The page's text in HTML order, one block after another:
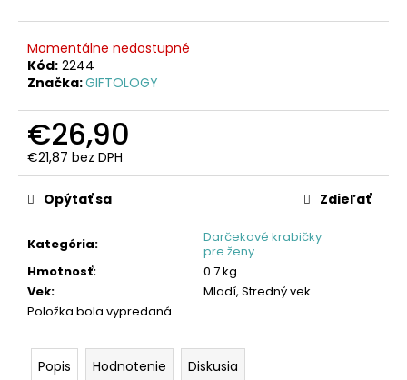
Momentálne nedostupné
Kód: 2244
Značka:GIFTOLOGY
€26,90
€21,87 bez DPH
Jednotková
cena:
Kategória:
Darčekové krabičky
pre ženy
Hmotnosť:
0.7 kg
Vek:
Mladí, Stredný vek
Položka bola vypredaná…
Opýtať sa Zdieľať
Popis Hodnotenie Diskusia